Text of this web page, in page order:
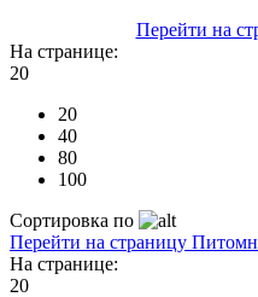
Перейти на
На странице:
20
20
40
80
100
Сортировка по
Перейти на страницу
На странице:
20